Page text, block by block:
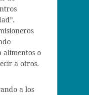
alimentos o
a otros.
a los